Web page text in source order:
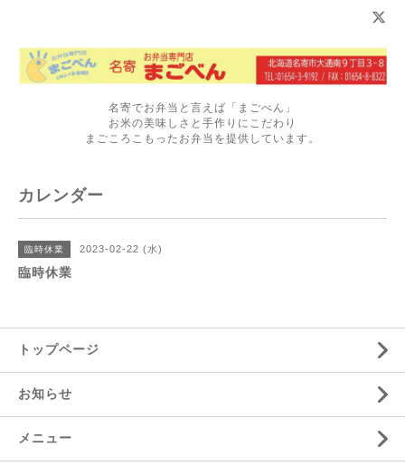
名寄でお弁当と言えば「まごべん」
お米の美味しさと手作りにこだわり
まごころこもったお弁当を提供しています。
カレンダー
臨時休業 2023-02-22 (水)
臨時休業
トップページ
お知らせ
メニュー